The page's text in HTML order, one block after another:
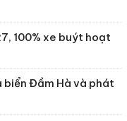
100% xe buýt hoạt
biển Đầm Hà và phát